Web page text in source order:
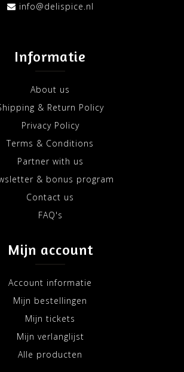
info@delispice.nl
Informatie
About us
& Return Policy
Privacy Policy
Terms & Conditions
Partner with us
& bonus program
Contact us
FAQ's
Mijn account
Account informatie
Mijn bestellingen
Mijn tickets
Mijn verlanglijst
Alle producten